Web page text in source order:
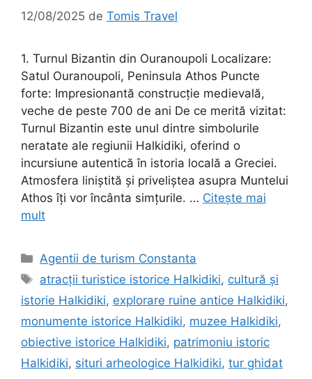
12/08/2025 de Tomis Travel
1. Turnul Bizantin din Ouranoupoli Localizare:
Satul Ouranoupoli, Peninsula Athos Puncte
forte: Impresionantă construcție medievală,
veche de peste 700 de ani De ce merită vizitat:
Turnul Bizantin este unul dintre simbolurile
neratate ale regiunii Halkidiki, oferind o
incursiune autentică în istoria locală a Greciei.
Atmosfera liniștită și priveliștea asupra Muntelui
Athos îți vor încânta simțurile. … Citește mai
mult
Categorii
Agentii de turism Constanta
Etichete
atracții turistice istorice Halkidiki, cultură și
istorie Halkidiki, explorare ruine antice Halkidiki,
monumente istorice Halkidiki, muzee Halkidiki,
obiective istorice Halkidiki, patrimoniu istoric
Halkidiki, situri arheologice Halkidiki, tur ghidat